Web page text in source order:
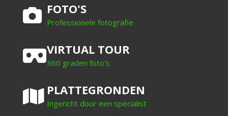
FOTO'S
Professionele fotografie
VIRTUAL TOUR
360 graden foto's
PLATTEGRONDEN
Ingericht door een specialist